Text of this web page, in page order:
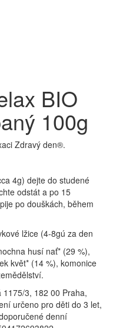
BIO
100g
Zdravý den®.
4g) dejte do studené
odstát a po 15
po douškách, během
lžice (4-8gú za den
husí nať* (29 %),
květ* (14 %), komonice
1175/3, 182 00 Praha,
určeno pro děti do 3 let,
denní